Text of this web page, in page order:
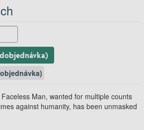
(predobjednávka)
Man, wanted for multiple counts
against humanity, has been unmasked